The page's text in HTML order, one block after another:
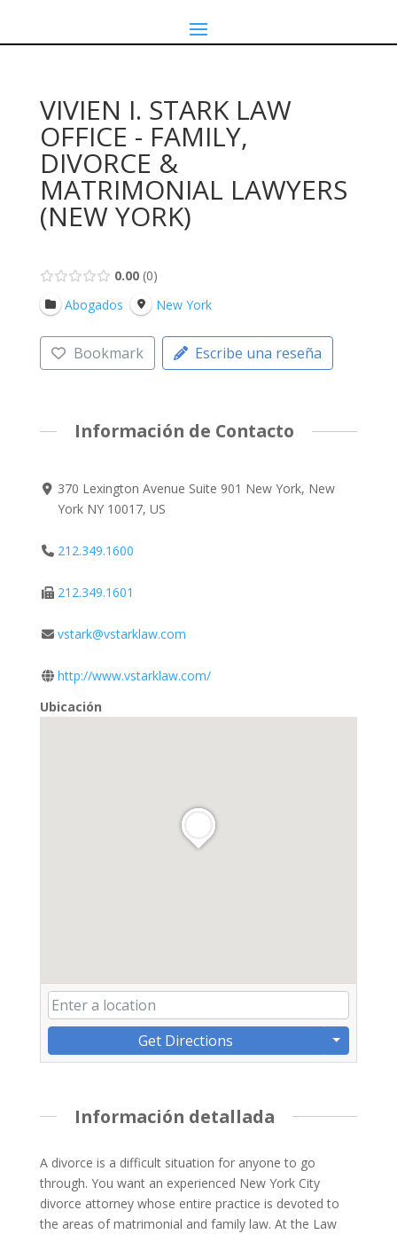
VIVIEN I. STARK LAW
OFFICE - FAMILY,
DIVORCE &
MATRIMONIAL LAWYERS
(NEW YORK)
0.00 0
Abogados
New York
Bookmark Escribe una reseña
Información de Contacto
370 Lexington Avenue Suite 901 New York, New
York NY 10017, US
212.349.1600
212.349.1601
vstark@vstarklaw.com
http://www.vstarklaw.com/
Ubicación
Get Directions
Información detallada
A divorce is a difficult situation for anyone to go
through. You want an experienced New York City
divorce attorney whose entire practice is devoted to
the areas of matrimonial and family law. At the Law